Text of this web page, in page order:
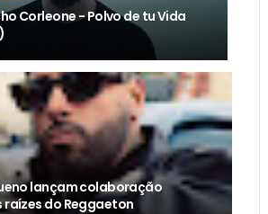
Corleone - Polvo de tu Vida
lançam colaboração
do Reggaeton